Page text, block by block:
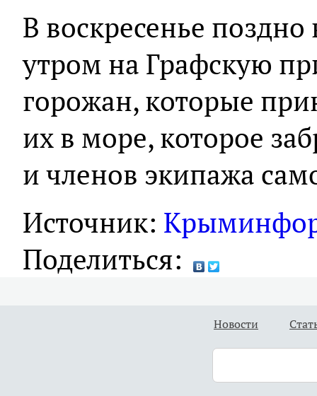
В воскресенье
утром на Графскую
горожан, которые
их в море, которое
и членов экипажа
Источник:
Поделиться:
Новости